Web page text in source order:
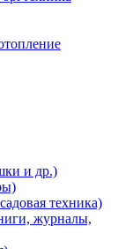
и др.)
техника)
журналы,